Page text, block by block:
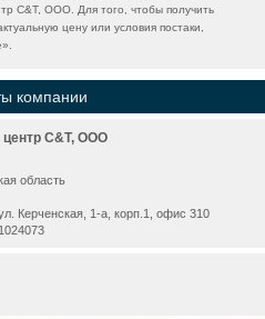
С&Т, ООО. Для того, чтобы получить
цену или условия постаки,
».
компании
центр С&Т, ООО
область
Керченская, 1-а, корп.1, офис 310